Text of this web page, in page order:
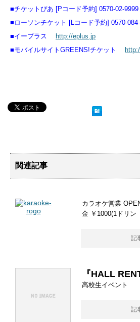
■チケットぴあ [Pコード予約] 0570-02-
■ローソンチケット [Lコード予約] 0570-
■イープラス
http://eplus.jp
■モバイルサイトGREENS!チケット
関連記事
カラオケ営業
金 ￥1000(1ドリン
記
『HALL
高校生イベント
記